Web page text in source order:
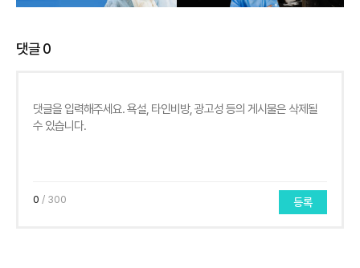
댓글0
0 / 300 등록